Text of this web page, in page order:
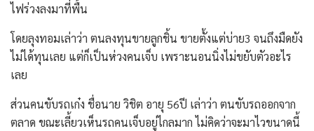
ไฟร่วงลงมาที่พื้น
โดยลุงทอมเล่าว่า ตนลงทุนขายลูกชิ้น ขายตั้งแต่บ่าย3 จนถึงมืดยัง
ไม่ได้ทุนเลย แต่ก็เป็นห่วงคนเจ็บ เพราะนอนนิ่งไม่ขยับตัวอะไร
เลย
ส่วนคนขับรถเก๋ง ชื่อนาย วิชิต อายุ 56ปี เล่าว่า ตนขับรถออกจาก
ตลาด ขณะเลี้ยวเห็นรถคนเจ็บอยู่ไกลมาก ไม่คิดว่าจะมาไวขนาดนี้